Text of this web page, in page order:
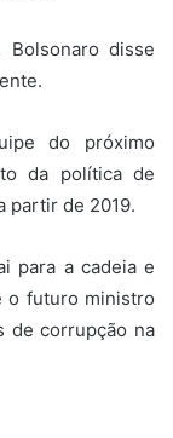
Bolsonaro disse
do próximo
da política de
partir de 2019.
para a cadeia e
o futuro ministro
de corrupção na